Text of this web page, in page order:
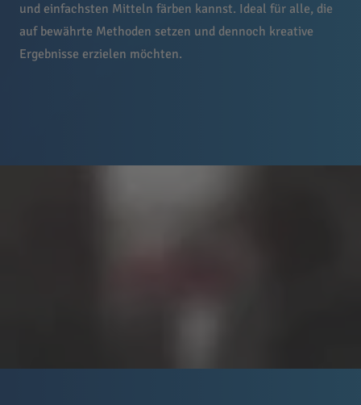
und einfachsten Mitteln färben kannst. Ideal für alle, die
auf bewährte Methoden setzen und dennoch kreative
Ergebnisse erzielen möchten.